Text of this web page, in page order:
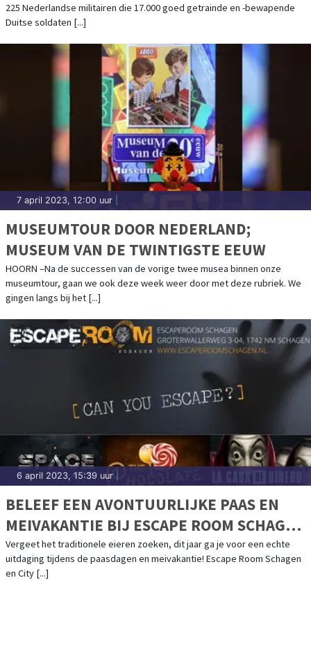
225 Nederlandse militairen die 17.000 goed getrainde en -bewapende
Duitse soldaten [...]
7 april 2023, 12:00 uur
MUSEUMTOUR DOOR NEDERLAND;
MUSEUM VAN DE TWINTIGSTE EEUW
HOORN –Na de successen van de vorige twee musea binnen onze
museumtour, gaan we ook deze week weer door met deze rubriek. We
gingen langs bij het [...]
6 april 2023, 15:39 uur
BELEEF EEN AVONTUURLIJKE PAAS EN
MEIVAKANTIE BIJ ESCAPE ROOM SCHAGEN
& CITY ADVENTURES!
Vergeet het traditionele eieren zoeken, dit jaar ga je voor een echte
uitdaging tijdens de paasdagen en meivakantie! Escape Room Schagen
en City [...]